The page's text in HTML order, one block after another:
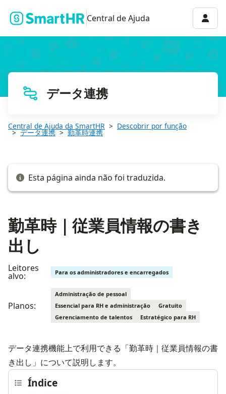
Central de Ajuda
データ連携
Central de Ajuda da SmartHR Descobrir por função
データ連携 勤革時連携
Esta página ainda não foi traduzida.
勤革時｜従業員情報の書き
出し
Leitores
alvo: Para os administradores e encarregados
Planos:
Administração de pessoal
Essencial para RH e administração
Gratuito
Gerenciamento de talentos
Estratégico para RH
データ連携機能上で利用できる「勤革時｜従業員情報の書
き出し」について説明します。
Índice